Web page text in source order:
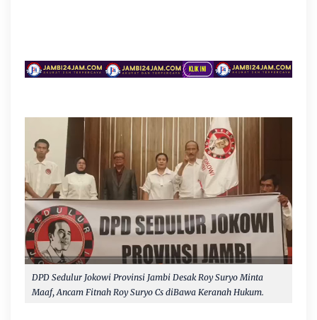
DPD Sedulur Jokowi Provinsi Jambi Desak Roy Suryo Minta
Maaf, Ancam Fitnah Roy Suryo Cs diBawa Keranah Hukum.